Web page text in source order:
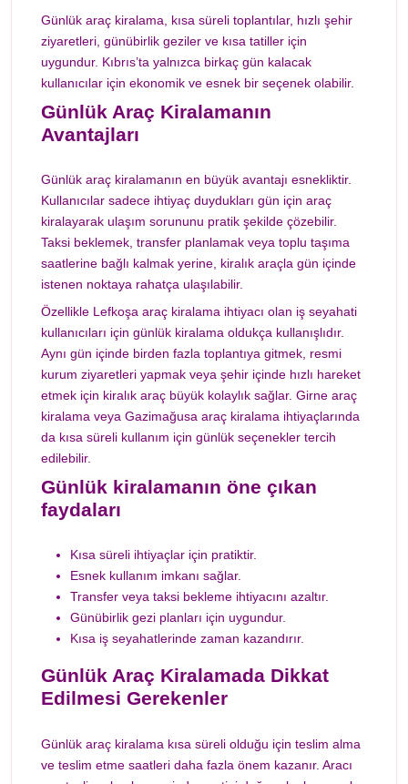
Günlük araç kiralama, kısa süreli toplantılar, hızlı şehir
ziyaretleri, günübirlik geziler ve kısa tatiller için
uygundur. Kıbrıs’ta yalnızca birkaç gün kalacak
kullanıcılar için ekonomik ve esnek bir seçenek olabilir.
Günlük Araç Kiralamanın
Avantajları
Günlük araç kiralamanın en büyük avantajı esnekliktir.
Kullanıcılar sadece ihtiyaç duydukları gün için araç
kiralayarak ulaşım sorununu pratik şekilde çözebilir.
Taksi beklemek, transfer planlamak veya toplu taşıma
saatlerine bağlı kalmak yerine, kiralık araçla gün içinde
istenen noktaya rahatça ulaşılabilir.
Özellikle Lefkoşa araç kiralama ihtiyacı olan iş seyahati
kullanıcıları için günlük kiralama oldukça kullanışlıdır.
Aynı gün içinde birden fazla toplantıya gitmek, resmi
kurum ziyaretleri yapmak veya şehir içinde hızlı hareket
etmek için kiralık araç büyük kolaylık sağlar. Girne araç
kiralama veya Gazimağusa araç kiralama ihtiyaçlarında
da kısa süreli kullanım için günlük seçenekler tercih
edilebilir.
Günlük kiralamanın öne çıkan
faydaları
Kısa süreli ihtiyaçlar için pratiktir.
Esnek kullanım imkanı sağlar.
Transfer veya taksi bekleme ihtiyacını azaltır.
Günübirlik gezi planları için uygundur.
Kısa iş seyahatlerinde zaman kazandırır.
Günlük Araç Kiralamada Dikkat
Edilmesi Gerekenler
Günlük araç kiralama kısa süreli olduğu için teslim alma
ve teslim etme saatleri daha fazla önem kazanır. Aracı